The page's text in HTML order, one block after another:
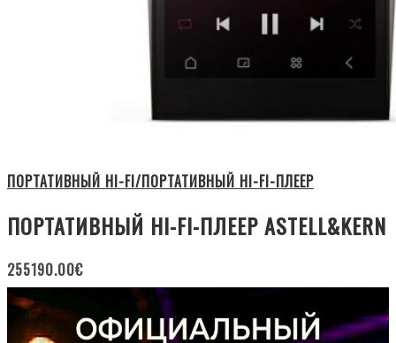
ПОРТАТИВНЫЙ HI-FI/ПОРТАТИВНЫЙ HI-FI-ПЛЕЕР
ПОРТАТИВНЫЙ HI-FI-ПЛЕЕР ASTELL&KERN
255190.00€